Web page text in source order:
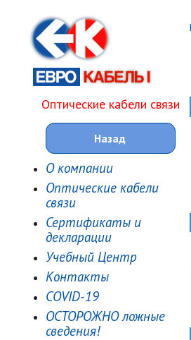
Оптические кабели связи
Назад
О компании
Оптические кабели
связи
Сертификаты и
декларации
Учебный Центр
Контакты
COVID-19
ОСТОРОЖНО ложные
сведения!